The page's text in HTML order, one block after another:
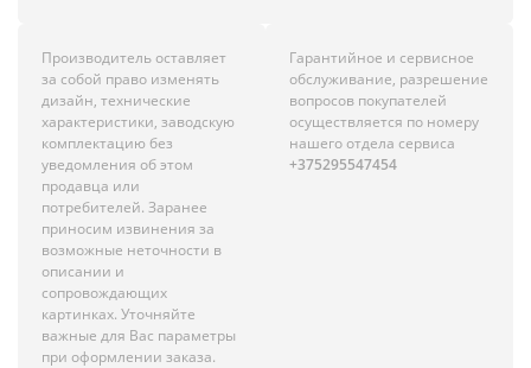
Производитель оставляет
за собой право изменять
дизайн, технические
характеристики, заводскую
комплектацию без
уведомления об этом
продавца или
потребителей. Заранее
приносим извинения за
возможные неточности в
описании и
сопровождающих
картинках. Уточняйте
важные для Вас параметры
при оформлении заказа.
Гарантийное и сервисное
обслуживание, разрешение
вопросов покупателей
осуществляется по номеру
нашего отдела сервиса
+375295547454